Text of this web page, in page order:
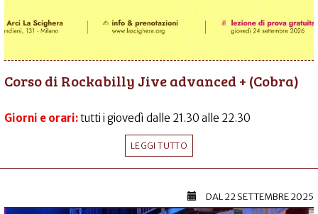
Corso di Rockabilly Jive advanced + (Cobra)
Giorni e orari:tutti i giovedì dalle 21.30 alle 22.30
LEGGI TUTTO
DAL22 SETTEMBRE 2025